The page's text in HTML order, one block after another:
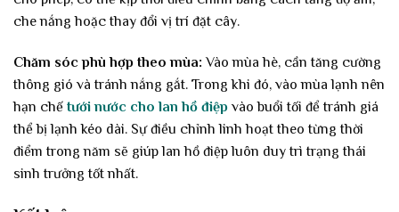
che nắng hoặc thay đổi vị trí đặt cây.
Chăm sóc phù hợp theo mùa:Vào mùa hè, cần tăng cường
thông gió và tránh nắng gắt. Trong khi đó, vào mùa lạnh nên
hạn chế tưới nước cho lan hồ điệp vào buổi tối để tránh giá
thể bị lạnh kéo dài. Sự điều chỉnh linh hoạt theo từng thời
điểm trong năm sẽ giúp lan hồ điệp luôn duy trì trạng thái
sinh trưởng tốt nhất.